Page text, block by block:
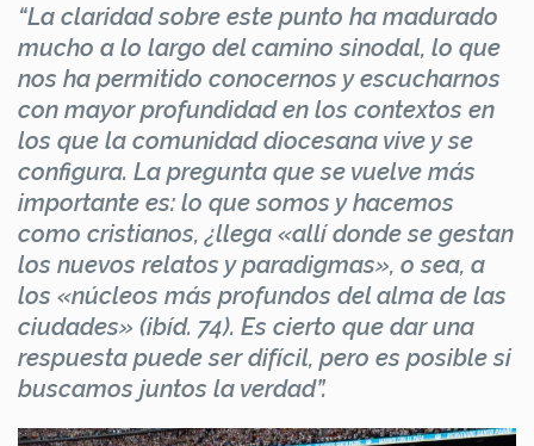
“La claridad sobre este punto ha madurado
mucho a lo largo del camino sinodal, lo que
nos ha permitido conocernos y escucharnos
con mayor profundidad en los contextos en
los que la comunidad diocesana vive y se
configura. La pregunta que se vuelve más
importante es: lo que somos y hacemos
como cristianos, ¿llega «allí donde se gestan
los nuevos relatos y paradigmas», o sea, a
los «núcleos más profundos del alma de las
ciudades» (ibíd. 74). Es cierto que dar una
respuesta puede ser difícil, pero es posible si
buscamos juntos la verdad”.